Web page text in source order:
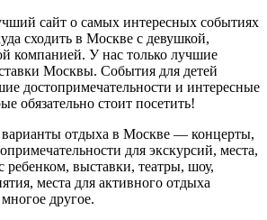
сайт о самых интересных событиях
сходить в Москве с девушкой,
компанией. У нас только лучшие
Москвы. События для детей
достопримечательности и интересные
обязательно стоит посетить!
отдыха в Москве — концерты,
для экскурсий, места,
ребенком, выставки, театры, шоу,
места для активного отдыха
другое.